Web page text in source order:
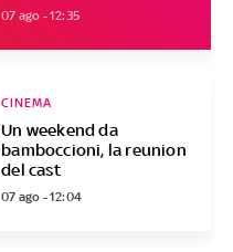
07 ago - 12:35
Un weekend da
bamboccioni, la reunion
del cast
CINEMA
07 ago - 12:04